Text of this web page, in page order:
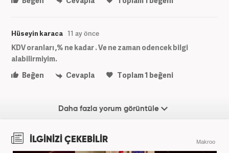
Hüseyin karaca 11 ay önce
KDV oranları ,% ne kadar . Ve ne zaman odencek bilgi
alabilirmiyim.
Beğen
Cevapla Toplam1 beğeni
Daha fazla yorum görüntüle
İLGİNİZİ ÇEKEBİLİR Makroo